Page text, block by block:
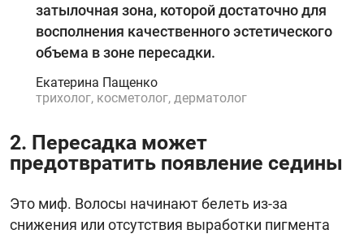
затылочная зона, которой достаточно для
восполнения качественного эстетического
объема в зоне пересадки.
Екатерина Пащенко
трихолог, косметолог, дерматолог
2. Пересадка может
предотвратить появление седины
Это миф. Волосы начинают белеть из-за
снижения или отсутствия выработки пигмента